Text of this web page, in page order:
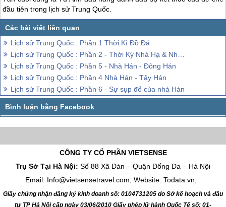
đầu tiên trong lịch sửTrung Quốc
Lịch sử Trung Quốc : Phần 1 Thời Kì Đồ Đá
Lịch sử Trung Quốc : Phần 2 - Thời Kỳ Nhà Hạ & Nhà Thương
Lịch sử Trung Quốc : Phần 5 - Nhà Hán - Đông Hán
Lịch sử Trung Quốc : Phần 4 Nhà Hán - Tây Hán
Lịch sử Trung Quốc : Phần 6 - Sự sụp đổ của nhà Hán
CÔNG TY CỔ PHẦN VIETSENSE
Trụ Sở Tại Hà Nội: Số 88 Xã Đàn – Quận Đống Đa – Hà Nội
Email: Info@vietsensetravel.com, Website: Todata.vn,
Giấy chứng nhận đăng ký kinh doanh số: 0104731205 do Sở kế hoạch và đầu
tư TP Hà Nội cấp ngày 03/06/2010 Giấy phép lữ hành Quốc Tế số: 01-